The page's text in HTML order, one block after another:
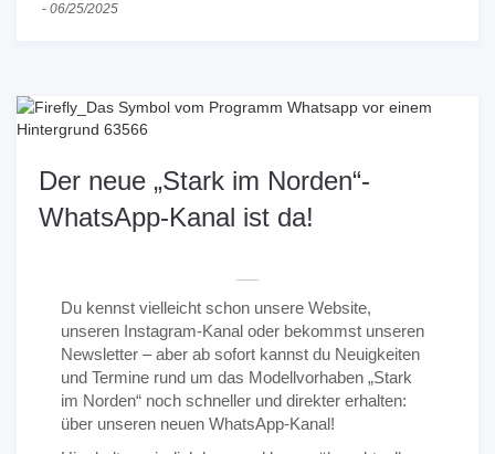
- 06/25/2025
Der neue „Stark im Norden“-
WhatsApp-Kanal ist da!
Du kennst vielleicht schon unsere Website,
unseren Instagram-Kanal oder bekommst unseren
Newsletter – aber ab sofort kannst du Neuigkeiten
und Termine rund um das Modellvorhaben „Stark
im Norden“ noch schneller und direkter erhalten:
über unseren neuen WhatsApp-Kanal!